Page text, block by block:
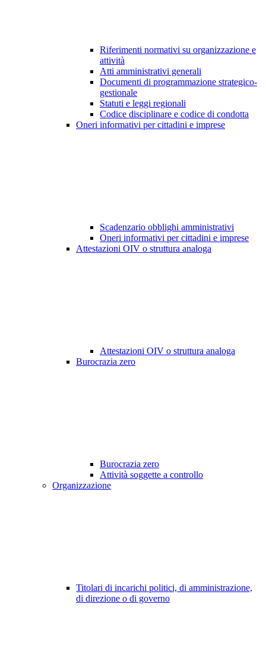
Riferimenti normativi su organizzazione e
attività
Atti amministrativi generali
Documenti di programmazione strategico-
gestionale
Statuti e leggi regionali
Codice disciplinare e codice di condotta
Oneri informativi per cittadini e imprese
Scadenzario obblighi amministrativi
Oneri informativi per cittadini e imprese
Attestazioni OIV o struttura analoga
Attestazioni OIV o struttura analoga
Burocrazia zero
Burocrazia zero
Attività soggette a controllo
Organizzazione
Titolari di incarichi politici, di amministrazione,
di direzione o di governo